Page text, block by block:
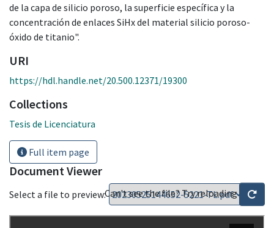
de la capa de silicio poroso, la superficie específica y la
concentración de enlaces SiHx del material silicio poroso-
óxido de titanio".
URI
https://hdl.handle.net/20.500.12371/19300
Collections
Tesis de Licenciatura
Full item page
Document Viewer
Select a file to preview:Can't see the file? Try reloading